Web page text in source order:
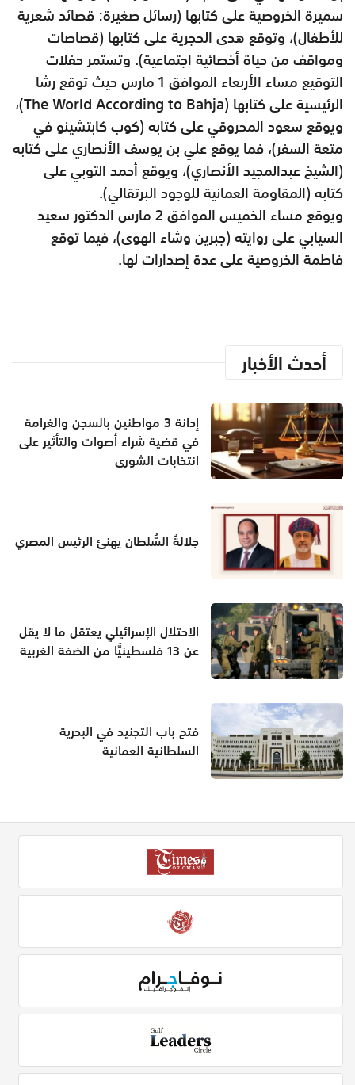
سميرة الخروصية على كتابها (رسائل صغيرة: قصائد شعرية
للأطفال)، وتوقع هدى الحجرية على كتابها (قصاصات
ومواقف من حياة أخصائية اجتماعية). وتستمر حفلات
التوقيع مساء الأربعاء الموافق 1 مارس حيث توقع رشا
الرئيسية على كتابها (The World According to Bahja)،
ويوقع سعود المحروقي على كتابه (كوب كابتشينو في
متعة السفر)، فما يوقع علي بن يوسف الأنصاري على كتابه
(الشيخ عبدالمجيد الأنصاري)، ويوقع أحمد التوبي على
كتابه (المقاومة العمانية للوجود البرتقالي).
ويوقع مساء الخميس الموافق 2 مارس الدكتور سعيد
السيابي على روايته (جبرين وشاء الهوى)، فيما توقع
فاطمة الخروصية على عدة إصدارات لها.
أحدث الأخبار
إدانة 3 مواطنين بالسجن والغرامة
في قضية شراء أصوات والتأثير على
انتخابات الشورى
جلالةُ السُّلطان يهنئ الرئيس المصري
الاحتلال الإسرائيلي يعتقل ما لا يقل
عن 13 فلسطينيَّا من الضفة الغربية
فتح باب التجنيد في البحرية
السلطانية العمانية